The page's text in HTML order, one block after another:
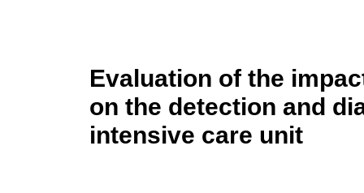
Evaluation of the
on the detection and
intensive care unit